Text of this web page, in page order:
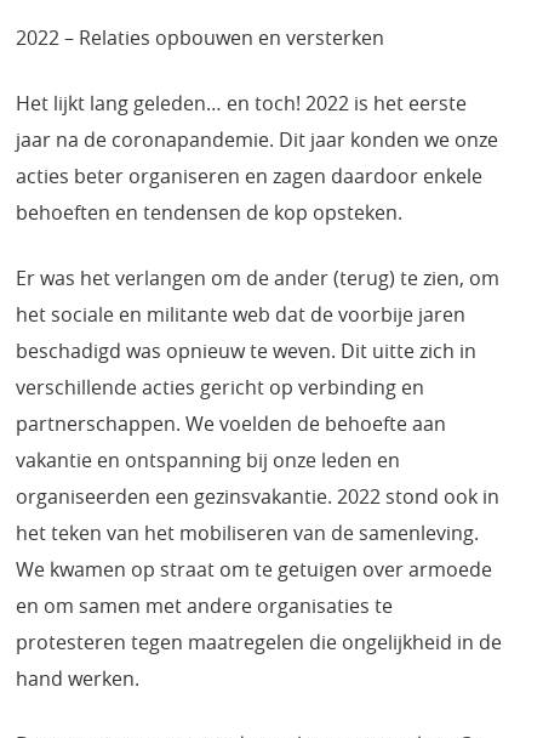
2022 – Relaties opbouwen en versterken
Het lijkt lang geleden… en toch! 2022 is het eerste
jaar na de coronapandemie. Dit jaar konden we onze
acties beter organiseren en zagen daardoor enkele
behoeften en tendensen de kop opsteken.
Er was het verlangen om de ander (terug) te zien, om
het sociale en militante web dat de voorbije jaren
beschadigd was opnieuw te weven. Dit uitte zich in
verschillende acties gericht op verbinding en
partnerschappen. We voelden de behoefte aan
vakantie en ontspanning bij onze leden en
organiseerden een gezinsvakantie. 2022 stond ook in
het teken van het mobiliseren van de samenleving.
We kwamen op straat om te getuigen over armoede
en om samen met andere organisaties te
protesteren tegen maatregelen die ongelijkheid in de
hand werken.